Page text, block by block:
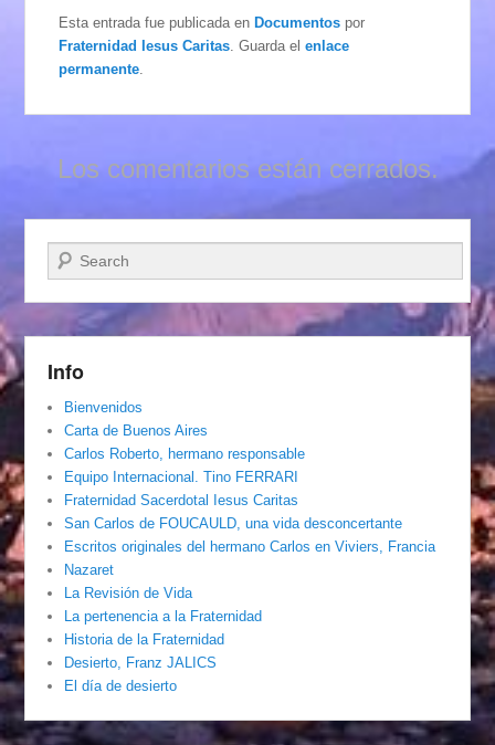
Esta entrada fue publicada enDocumentos por
Fraternidad Iesus Caritas . Guarda elenlace
permanente
Los comentarios están cerrados.
Buscar
Info
Bienvenidos
Carta de Buenos Aires
Carlos Roberto, hermano responsable
Equipo Internacional. Tino FERRARI
Fraternidad Sacerdotal Iesus Caritas
San Carlos de FOUCAULD, una vida desconcertante
Escritos originales del hermano Carlos en Viviers, Francia
Nazaret
La Revisión de Vida
La pertenencia a la Fraternidad
Historia de la Fraternidad
Desierto, Franz JALICS
El día de desierto